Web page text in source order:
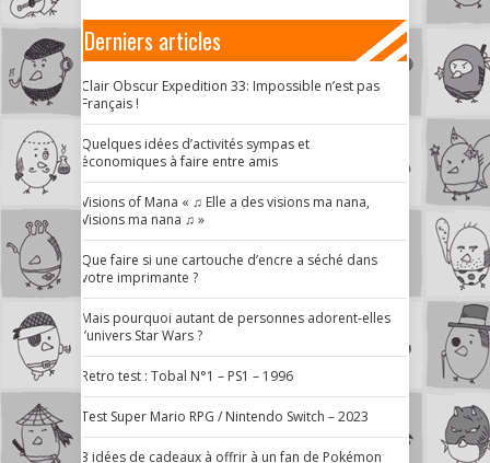
Derniers articles
Clair Obscur Expedition 33: Impossible n’est pas
Français !
Quelques idées d’activités sympas et
économiques à faire entre amis
Visions of Mana « ♫ Elle a des visions ma nana,
Visions ma nana ♫ »
Que faire si une cartouche d’encre a séché dans
votre imprimante ?
Mais pourquoi autant de personnes adorent-elles
l’univers Star Wars ?
Retro test : Tobal N°1 – PS1 – 1996
Test Super Mario RPG / Nintendo Switch – 2023
3 idées de cadeaux à offrir à un fan de Pokémon